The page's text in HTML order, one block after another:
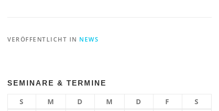
VERÖFFENTLICHT IN NEWS
SEMINARE & TERMINE
S M D M D F S